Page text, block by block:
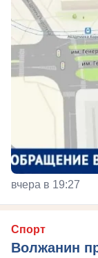
вчера в 19:27
Спорт
Волжанин